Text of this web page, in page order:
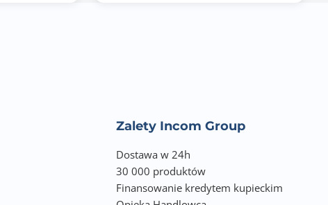
Zalety Incom Group
Dostawa w 24h
30 000 produktów
Finansowanie kredytem kupieckim